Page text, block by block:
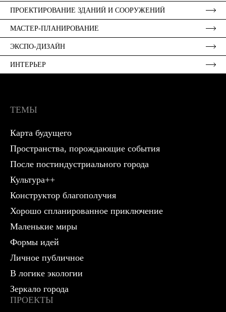
ПРОЕКТИРОВАНИЕ ЗДАНИЙ И СООРУЖЕНИЙ
МАСТЕР-ПЛАНИРОВАНИЕ
ЭКСПО-ДИЗАЙН
ИНТЕРЬЕР
ТЕМЫ
Карта будущего
Пространства, порождающие события
После постиндустриального города
Культура++
Конструктор благополучия
Хорошо спланированное приключение
Маленькие миры
Формы идей
Личное публичное
В логике экологии
Зеркало города
ПРОЕКТЫ